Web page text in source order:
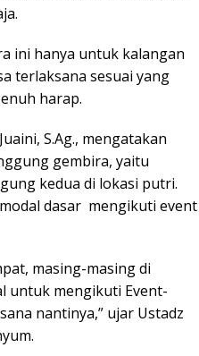
ini hanya untuk kalangan
terlaksana sesuai yang
harap.
S.Ag., mengatakan
gembira, yaitu
kedua di lokasi putri.
dasar mengikuti event
masing-masing di
untuk mengikuti Event-
nantinya,” ujar Ustadz